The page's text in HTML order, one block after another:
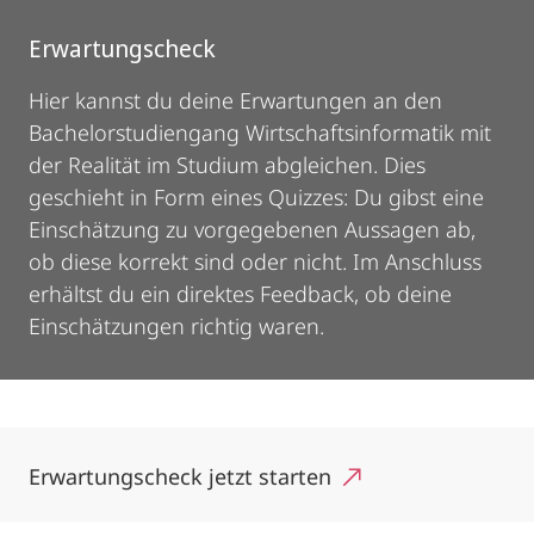
Erwartungscheck
Hier kannst du deine Erwartungen an den
Bachelorstudiengang Wirtschaftsinformatik mit
der Realität im Studium abgleichen. Dies
geschieht in Form eines Quizzes: Du gibst eine
Einschätzung zu vorgegebenen Aussagen ab,
ob diese korrekt sind oder nicht. Im Anschluss
erhältst du ein direktes Feedback, ob deine
Einschätzungen richtig waren.
Erwartungscheck jetzt starten